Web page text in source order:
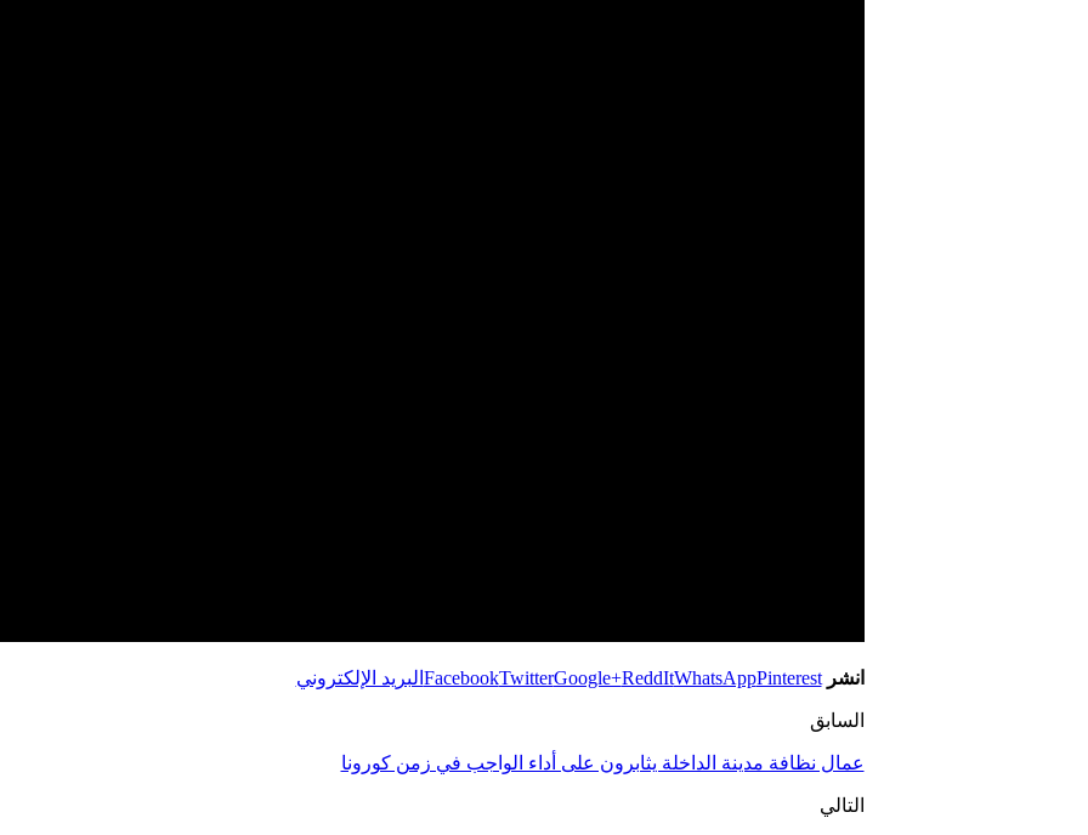
انشر FacebookTwitterGoogle+ReddItWhatsAppPinterest البريد الإلكتروني
السابق
عمال نظافة مدينة الداخلة يثابرون على أداء الواجب في زمن كورونا
التالي